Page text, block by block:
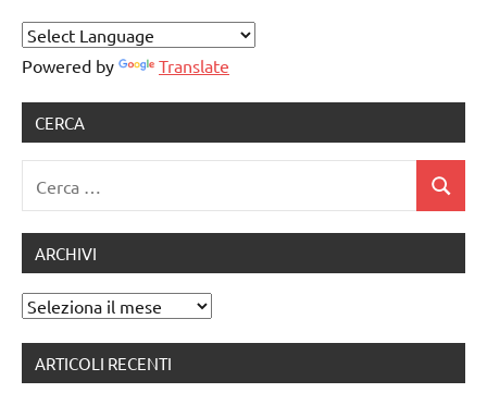
notizie
Powered by Translate
CERCA
per:
Cerca
ARCHIVI
Archivi
ARTICOLI RECENTI